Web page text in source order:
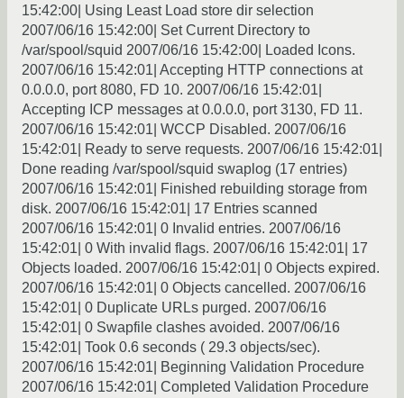
15:42:00| Using Least Load store dir selection
2007/06/16 15:42:00| Set Current Directory to
/var/spool/squid 2007/06/16 15:42:00| Loaded Icons.
2007/06/16 15:42:01| Accepting HTTP connections at
0.0.0.0, port 8080, FD 10. 2007/06/16 15:42:01|
Accepting ICP messages at 0.0.0.0, port 3130, FD 11.
2007/06/16 15:42:01| WCCP Disabled. 2007/06/16
15:42:01| Ready to serve requests. 2007/06/16 15:42:01|
Done reading /var/spool/squid swaplog (17 entries)
2007/06/16 15:42:01| Finished rebuilding storage from
disk. 2007/06/16 15:42:01| 17 Entries scanned
2007/06/16 15:42:01| 0 Invalid entries. 2007/06/16
15:42:01| 0 With invalid flags. 2007/06/16 15:42:01| 17
Objects loaded. 2007/06/16 15:42:01| 0 Objects expired.
2007/06/16 15:42:01| 0 Objects cancelled. 2007/06/16
15:42:01| 0 Duplicate URLs purged. 2007/06/16
15:42:01| 0 Swapfile clashes avoided. 2007/06/16
15:42:01| Took 0.6 seconds ( 29.3 objects/sec).
2007/06/16 15:42:01| Beginning Validation Procedure
2007/06/16 15:42:01| Completed Validation Procedure